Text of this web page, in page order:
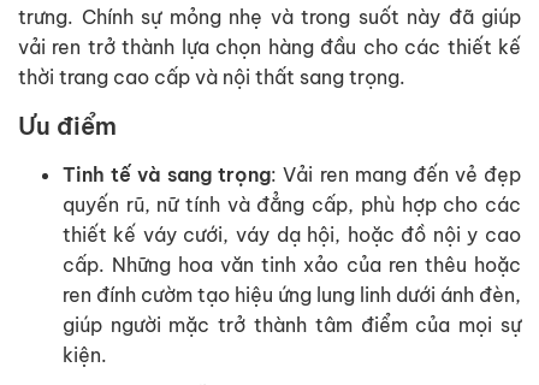
trưng. Chính sự mỏng nhẹ và trong suốt này đã giúp
vải ren trở thành lựa chọn hàng đầu cho các thiết kế
thời trang cao cấp và nội thất sang trọng.
Ưu điểm
Tinh tế và sang trọng: Vải ren mang đến vẻ đẹp
quyến rũ, nữ tính và đẳng cấp, phù hợp cho các
thiết kế váy cưới, váy dạ hội, hoặc đồ nội y cao
cấp. Những hoa văn tinh xảo của ren thêu hoặc
ren đính cườm tạo hiệu ứng lung linh dưới ánh đèn,
giúp người mặc trở thành tâm điểm của mọi sự
kiện.